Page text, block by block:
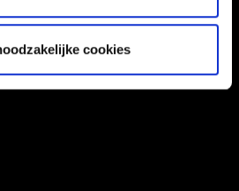
cookies